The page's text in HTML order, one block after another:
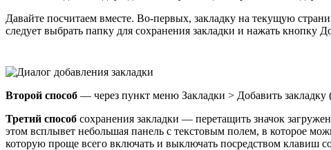
Давайте посчитаем вместе. Во-первых, закладку на текущую
следует выбрать папку для сохранения закладки и нажать кнопку
Второй способ — через пункт меню Закладки > Добавить
Третий способ сохранения закладки — перетащить значок
этом всплывет небольшая панель с текстовым полем, в которое
которую проще всего включать и выключать посредством клавиш